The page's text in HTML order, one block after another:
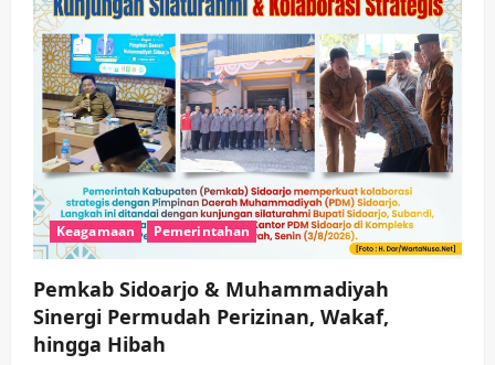
Keagamaan Pemerintahan
Pemkab Sidoarjo & Muhammadiyah
Sinergi Permudah Perizinan, Wakaf,
hingga Hibah